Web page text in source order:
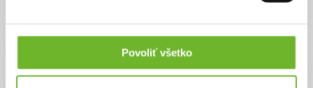
Povoliť všetko
Facebook